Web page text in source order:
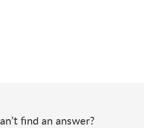
find an answer?